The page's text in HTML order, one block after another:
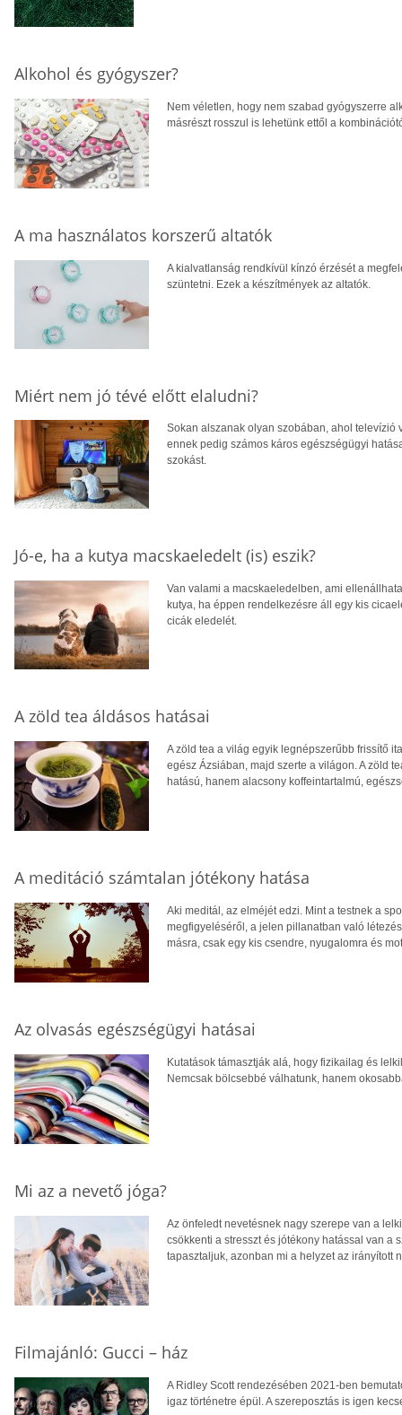
Alkohol és gyógyszer?
Nem véletlen, hogy nem szabad gyógyszerre
másrészt rosszul is lehetünk ettől a
A ma használatos korszerű altatók
A kialvatlanság rendkívül kínzó érzését a
szüntetni. Ezek a készítmények az altatók.
Miért nem jó tévé előtt elaludni?
Sokan alszanak olyan szobában, ahol televízió
ennek pedig számos káros egészségügyi
szokást.
Jó-e, ha a kutya macskaeledelt (is) eszik?
Van valami a macskaeledelben, ami
kutya, ha éppen rendelkezésre áll egy kis
cicák eledelét.
A zöld tea áldásos hatásai
A zöld tea a világ egyik legnépszerűbb frissítő
egész Ázsiában, majd szerte a világon. A zöld
hatású, hanem alacsony koffeintartalmú,
A meditáció számtalan jótékony hatása
Aki meditál, az elméjét edzi. Mint a testnek a
megfigyeléséről, a jelen pillanatban való
másra, csak egy kis csendre, nyugalomra és
Az olvasás egészségügyi hatásai
Kutatások támasztják alá, hogy fizikailag és
Nemcsak bölcsebbé válhatunk, hanem
Mi az a nevető jóga?
Az önfeledt nevetésnek nagy szerepe van a
csökkenti a stresszt és jótékony hatással van a
tapasztaljuk, azonban mi a helyzet az irányított
Filmajánló: Gucci – ház
A Ridley Scott rendezésében 2021-ben
igaz történetre épül. A szereposztás is igen